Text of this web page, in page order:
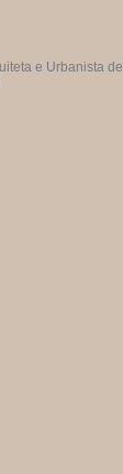
e Urbanista de